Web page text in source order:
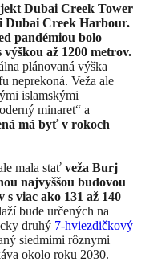
Dubai Creek Tower
Dubai Creek Harbour.
pandémiou bolo
až 1200 metrov.
plánovaná výška
neprekoná. Veža ale
islamskými
minaret“ a
má byť v rokoch
mala stať veža Burj
najvyššou budovou
viac ako 131 až 140
bude určených na
druhý 7-hviezdičkový
siedmimi rôznymi
okolo roku 2030.